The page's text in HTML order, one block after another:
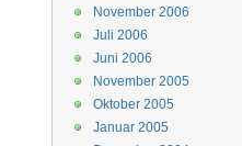
November 2006
Juli 2006
Juni 2006
November 2005
Oktober 2005
Januar 2005